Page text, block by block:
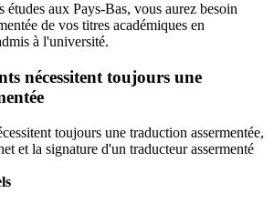
études aux Pays-Bas, vous aurez besoin
de vos titres académiques en
à l'université.
nécessitent toujours une
toujours une traduction assermentée,
et la signature d'un traducteur assermenté